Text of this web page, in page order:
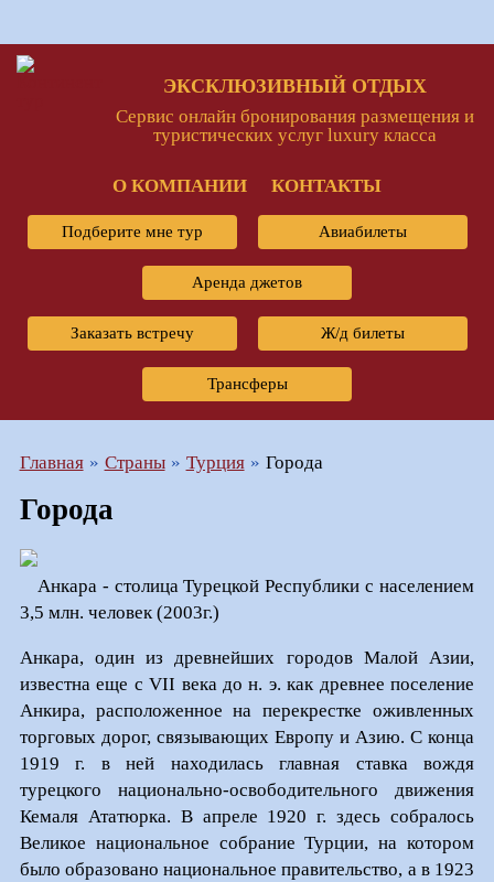
ЭКСКЛЮЗИВНЫЙ ОТДЫХ
Сервис онлайн бронирования размещения и
туристических услуг luxury класса
О КОМПАНИИ КОНТАКТЫ
Подберите мне тур Авиабилеты
Аренда джетов
Заказать встречу Ж/д билеты
Трансферы
Главная Страны Турция Города
Города
Анкара - столица Турецкой Республики с населением
3,5 млн. человек (2003г.)
Анкара, один из древнейших городов Малой Азии,
известна еще с VII века до н. э. как древнее поселение
Анкира, расположенное на перекрестке оживленных
торговых дорог, связывающих Европу и Азию. С конца
1919 г. в ней находилась главная ставка вождя
турецкого национально-освободительного движения
Кемаля Ататюрка. В апреле 1920 г. здесь собралось
Великое национальное собрание Турции, на котором
было образовано национальное правительство, а в 1923